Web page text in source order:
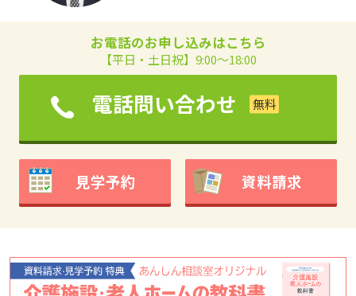
お電話のお申し込みはこちら
【平日・土日祝】9:00～18:00
電話問い合わせ
見学予約 資料請求